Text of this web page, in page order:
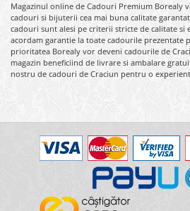
Magazinul online de Cadouri Premium Borealy
cadouri si bijuterii cea mai buna calitate
cadouri sunt alesi pe criterii stricte de calitate si
acordam garantie la toate cadourile prezentate
prioritatea Borealy vor deveni cadourile de
magazin beneficiind de livrare si ambalare
nostru de cadouri de Craciun pentru o